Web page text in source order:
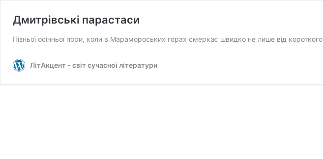
Дмитрівські парастаси
Пізньої осінньої пори, коли в Марамороських горах смеркає швидко не лише від
ЛітАкцент - світ сучасної літератури